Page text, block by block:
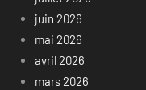
juin 2026
mai 2026
avril 2026
mars 2026